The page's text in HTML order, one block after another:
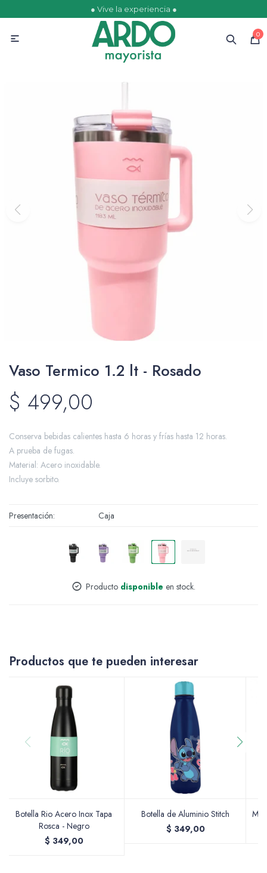
● Vive la experiencia ●
0

Vaso Termico 1.2 lt - Rosado
$ 499,00
Conserva bebidas calientes hasta 6 horas y frías hasta 12 horas.
A prueba de fugas.
Material: Acero inoxidable.
Incluye sorbito.
Presentación Caja
Producto disponible en stock.
Productos que te pueden interesar
Botella Rio Acero Inox Tapa
Rosca - Negro
$ 349,00
Botella de Aluminio Stitch
$ 349,00
Ofertas Escolares
Comestibles
Papelería
Juguetería
Maquillaje
Cotillón y Sorpresitas
Accesorios